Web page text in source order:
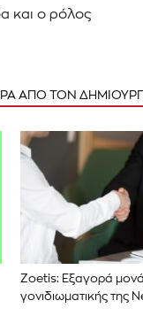
και ο ρόλος
ΑΠΟ ΤΟΝ
Zoetis: Εξαγορά
γονιδιωματικής της